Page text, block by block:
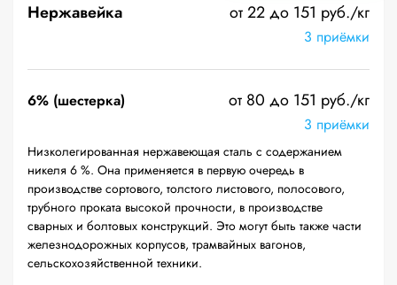
Нержавейка от 22 до 151 руб./кг
3 приёмки
6% (шестерка) от 80 до 151 руб./кг
3 приёмки
Низколегированная нержавеющая сталь с содержанием
никеля 6 %. Она применяется в первую очередь в
производстве сортового, толстого листового, полосового,
трубного проката высокой прочности, в производстве
сварных и болтовых конструкций. Это могут быть также части
железнодорожных корпусов, трамвайных вагонов,
сельскохозяйственной техники.